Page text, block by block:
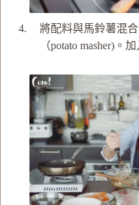
將配料與馬鈴薯混
（potato masher)。